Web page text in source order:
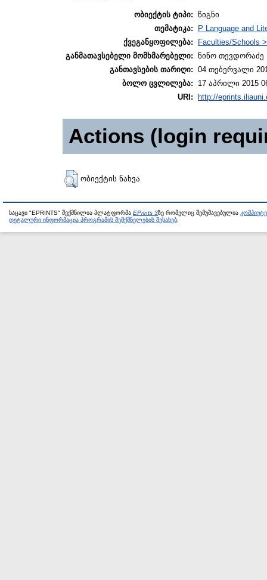
ობიექტის ტიპი: წიგნი
თემატიკა:
P Language and
ქვეგანყოფილება:
Faculties/Schools
განმათავსებელი მომხმარებელი: ნინო თევდორაძე
განთავსების თარიღი: 04 თებერვალი
ბოლო ცვლილება:
17 აპრილი 2015
URI:
http://
Actions (login
ობიექტის ნახვა
საცავი "EPRINTS" შექმნილია პლატფორმა EPrints 3ზე რომელიც შემუშავებულია
დეტალური ინფორმაცია პროგრამის შემქმნელების შესახებ